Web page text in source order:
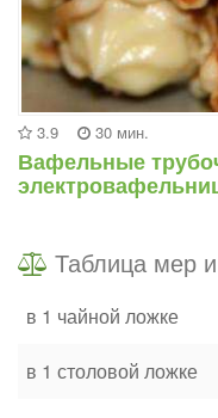
3.9 30 мин.
Вафельные
Таблица мер
в 1 чайной ложке
в 1 столовой ложке